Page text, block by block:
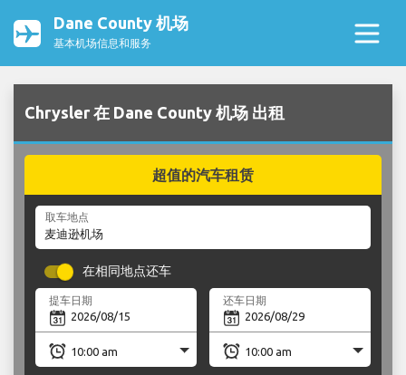
Dane County 机场
基本机场信息和服务
Chrysler 在 Dane County 机场 出租
超值的汽车租赁
取车地点
在相同地点还车
提车日期 还车日期